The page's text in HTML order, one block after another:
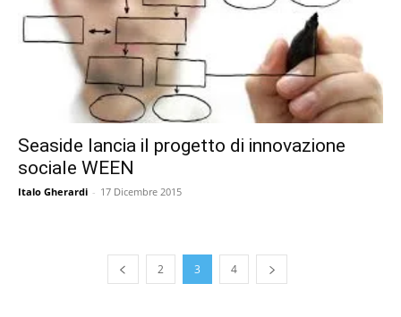
Seaside lancia il progetto di innovazione
sociale WEEN
Italo Gherardi - 17 Dicembre 2015
2 3 4